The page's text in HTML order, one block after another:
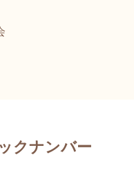
クナンバー